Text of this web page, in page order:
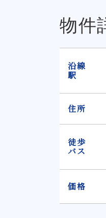
物件
沿線
駅
住所
徒歩
バス
価格